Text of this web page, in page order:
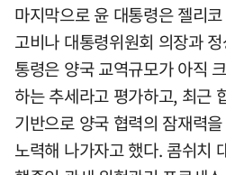
마지막으로 윤 대통령은 젤리
고비나 대통령위원회 의장과
통령은 양국 교역규모가 아직
하는 추세라고 평가하고, 최근
기반으로 양국 협력의 잠재력
노력해 나가자고 했다. 콤쉬치